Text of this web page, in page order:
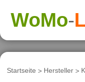
WoMo-
Startseite > Hersteller >